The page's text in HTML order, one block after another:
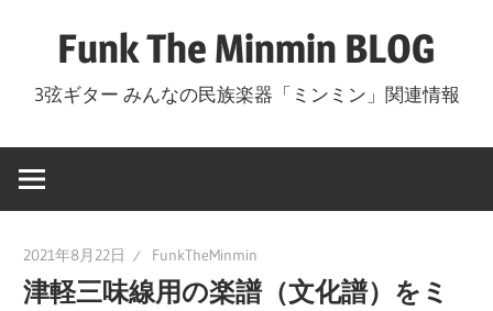
ツ
ス
Funk The Minmin BLOG
3弦ギター みんなの民族楽器「ミンミン」関連情報
2021年8月22日 FunkTheMinmin
津軽三味線用の楽譜（文化譜）をミ